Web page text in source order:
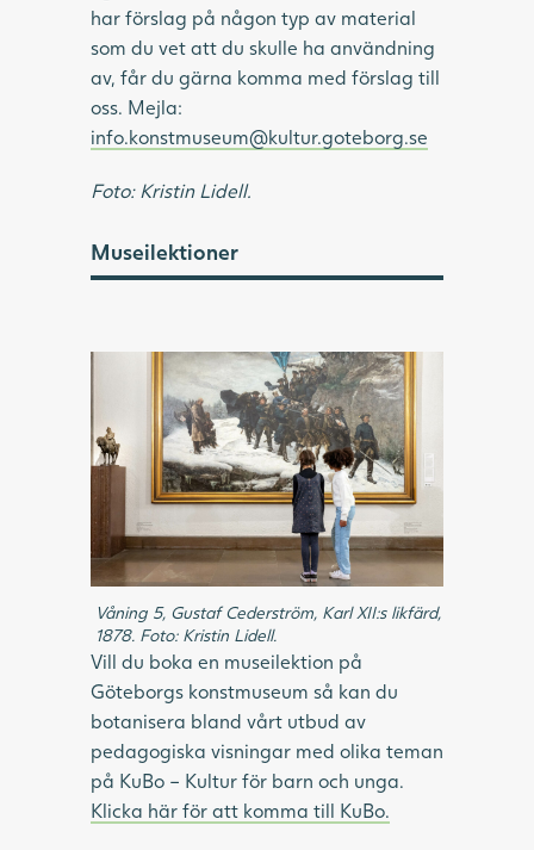
har förslag på någon typ av material
som du vet att du skulle ha användning
av, får du gärna komma med förslag till
oss. Mejla:
info.konstmuseum@kultur.goteborg.se
Foto: Kristin Lidell.
Museilektioner
Våning 5, Gustaf Cederström, Karl XII:s likfärd,
1878. Foto: Kristin Lidell.
Vill du boka en museilektion på
Göteborgs konstmuseum så kan du
botanisera bland vårt utbud av
pedagogiska visningar med olika teman
på KuBo – Kultur för barn och unga.
Klicka här för att komma till KuBo.